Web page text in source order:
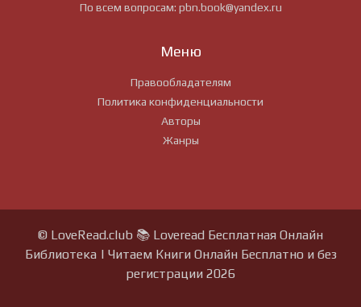
По всем вопросам: pbn.book@yandex.ru
Меню
Правообладателям
Политика конфиденциальности
Авторы
Жанры
© LoveRead.club 📚 Loveread Бесплатная Онлайн
Библиотека | Читаем Книги Онлайн Бесплатно и без
регистрации 2026